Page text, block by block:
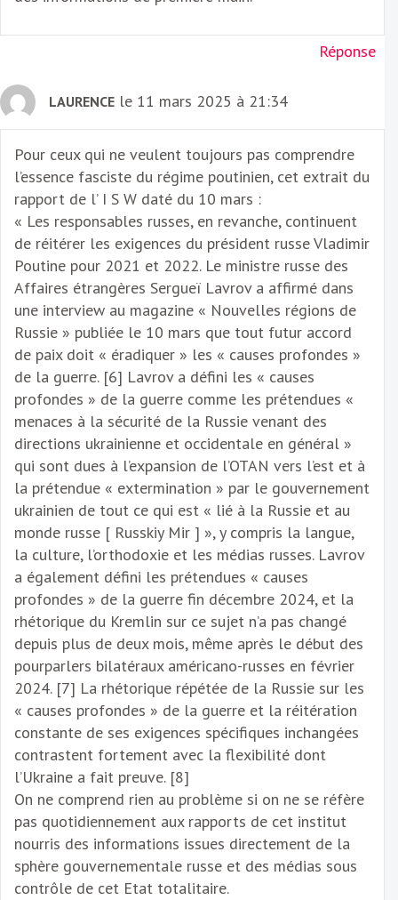
Réponse
LAURENCE le 11 mars 2025 à 21:34
Pour ceux qui ne veulent toujours pas comprendre
l’essence fasciste du régime poutinien, cet extrait du
rapport de l’ I S W daté du 10 mars :
« Les responsables russes, en revanche, continuent
de réitérer les exigences du président russe Vladimir
Poutine pour 2021 et 2022. Le ministre russe des
Affaires étrangères Sergueï Lavrov a affirmé dans
une interview au magazine « Nouvelles régions de
Russie » publiée le 10 mars que tout futur accord
de paix doit « éradiquer » les « causes profondes »
de la guerre. [6] Lavrov a défini les « causes
profondes » de la guerre comme les prétendues «
menaces à la sécurité de la Russie venant des
directions ukrainienne et occidentale en général »
qui sont dues à l’expansion de l’OTAN vers l’est et à
la prétendue « extermination » par le gouvernement
ukrainien de tout ce qui est « lié à la Russie et au
monde russe [ Russkiy Mir ] », y compris la langue,
la culture, l’orthodoxie et les médias russes. Lavrov
a également défini les prétendues « causes
profondes » de la guerre fin décembre 2024, et la
rhétorique du Kremlin sur ce sujet n’a pas changé
depuis plus de deux mois, même après le début des
pourparlers bilatéraux américano-russes en février
2024. [7] La rhétorique répétée de la Russie sur les
« causes profondes » de la guerre et la réitération
constante de ses exigences spécifiques inchangées
contrastent fortement avec la flexibilité dont
l’Ukraine a fait preuve. [8]
On ne comprend rien au problème si on ne se réfère
pas quotidiennement aux rapports de cet institut
nourris des informations issues directement de la
sphère gouvernementale russe et des médias sous
contrôle de cet Etat totalitaire.